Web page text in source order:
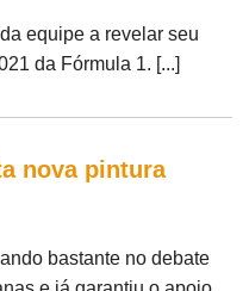
equipe a revelar seu
da Fórmula 1. [...]
nova pintura
bastante no debate